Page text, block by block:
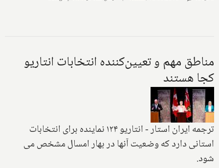
مناطق مهم و تعیین‌کننده انتخابات انتاریو
کجا هستند
ترجمه ایران استار - انتاریو ۱۲۴ نماینده برای انتخابات
استانی دارد که وضعیت آنها در بهار امسال مشخص می
شود.